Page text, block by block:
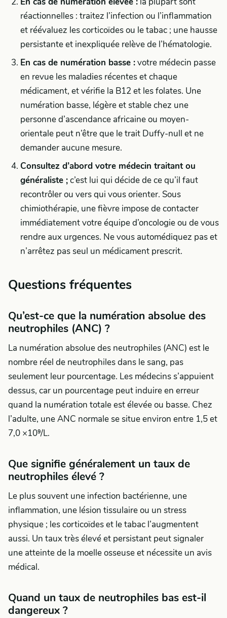
réactionnelles : traitez l’infection ou l’inflammation
et réévaluez les corticoïdes ou le tabac ; une hausse
persistante et inexpliquée relève de l’hématologie.
En cas de numération basse :votre médecin passe
en revue les maladies récentes et chaque
médicament, et vérifie la B12 et les folates. Une
numération basse, légère et stable chez une
personne d’ascendance africaine ou moyen-
orientale peut n’être que le trait Duffy-null et ne
demander aucune mesure.
Consultez d’abord votre médecin traitant ou
généraliste ;c’est lui qui décide de ce qu’il faut
recontrôler ou vers qui vous orienter. Sous
chimiothérapie, une fièvre impose de contacter
immédiatement votre équipe d’oncologie ou de vous
rendre aux urgences. Ne vous automédiquez pas et
n’arrêtez pas seul un médicament prescrit.
Questions fréquentes
Qu’est-ce que la numération absolue des
neutrophiles (ANC) ?
La numération absolue des neutrophiles (ANC) est le
nombre réel de neutrophiles dans le sang, pas
seulement leur pourcentage. Les médecins s’appuient
dessus, car un pourcentage peut induire en erreur
quand la numération totale est élevée ou basse. Chez
l’adulte, une ANC normale se situe environ entre 1,5 et
7,0 ×10⁹/L.
Que signifie généralement un taux de
neutrophiles élevé ?
Le plus souvent une infection bactérienne, une
inflammation, une lésion tissulaire ou un stress
physique ; les corticoïdes et le tabac l’augmentent
aussi. Un taux très élevé et persistant peut signaler
une atteinte de la moelle osseuse et nécessite un avis
médical.
Quand un taux de neutrophiles bas est-il
dangereux ?